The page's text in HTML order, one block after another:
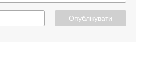
Опублікувати